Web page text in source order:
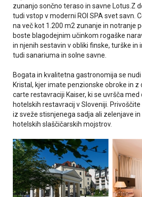
zunanjo sončno teraso in savne Lotus.Z
tudi vstop v moderni ROI SPA svet savn.
na več kot 1.200 m2 zunanje in notranje
boste blagodejnim učinkom rogaške
in njenih sestavin v obliki finske, turške
tudi sanariuma in solne savne.
Bogata in kvalitetna gastronomija se
Kristal, kjer imate penzionske obroke in z
carte restavraciji Kaiser, ki se uvršča med
hotelskih restavracij v Sloveniji.
iz sveže stisnjenega sadja ali zelenjave
hotelskih slaščičarskih mojstrov.